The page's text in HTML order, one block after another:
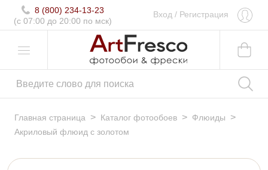
8 (800) 234-13-23
(c 07:00 до 20:00 по мск)
Вход / Регистрация
Главная страница > Каталог фотообоев > Флюиды >
Акриловый флюид с золотом